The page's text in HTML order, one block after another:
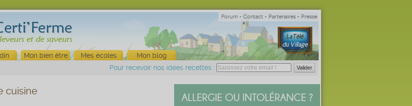
Forum - Contact - Partenaires - Presse
Mon bien être Mes écoles
Mon blog
Pour recevoir nos idées recettes :
cuisine